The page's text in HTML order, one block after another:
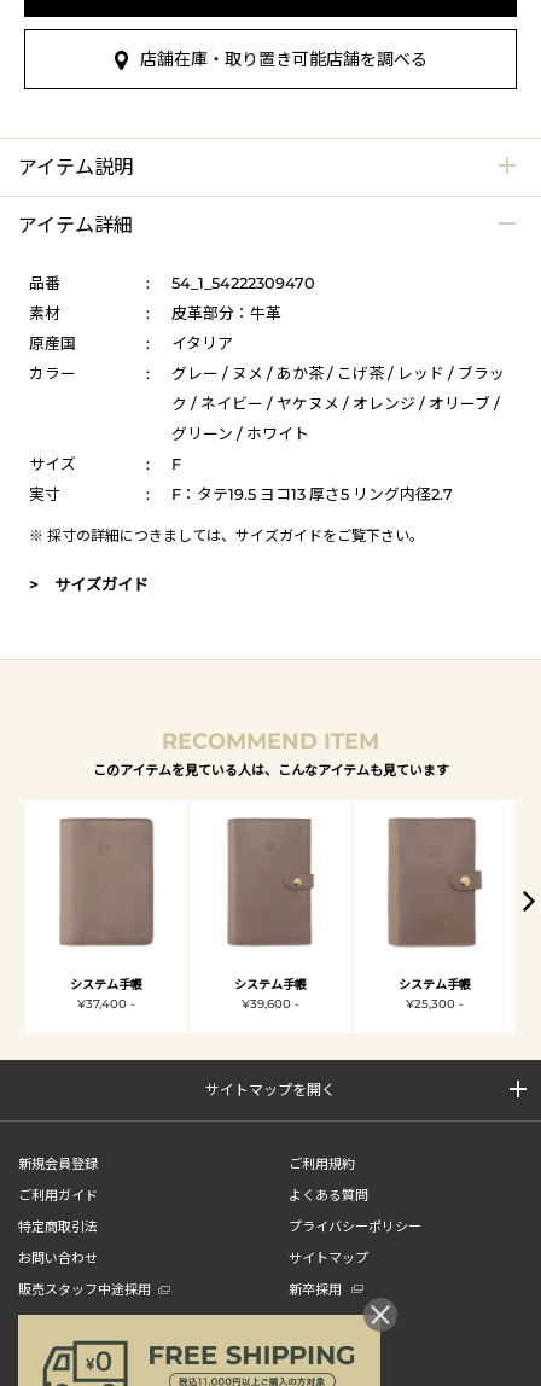
店舗在庫・取り置き可能店舗を調べる
アイテム説明
アイテム詳細
品番 :
54_1_54222309470
素材
:
皮革部分：牛革
原産国
:
イタリア
カラー
:
グレー / ヌメ / あか茶 / こげ茶 / レッド / ブラッ
ク / ネイビー / ヤケヌメ / オレンジ / オリーブ /
グリーン / ホワイト
サイズ
:
F
実寸
: F：タテ19.5 ヨコ13 厚さ5 リング内径2.7
※ 採寸の詳細につきましては、 サイズガイドをご覧下さい。
> サイズガイド
RECOMMEND ITEM
このアイテムを見ている人は、こんなアイテムも見ています
システム手帳
¥37,400 -
システム手帳
¥39,600 -
システム手帳
¥25,300 -
サイトマップを開く
新規会員登録
ご利用規約
ご利用ガイド
よくある質問
特定商取引法
プライバシーポリシー
お問い合わせ
サイトマップ
販売スタッフ中途採用
新卒採用